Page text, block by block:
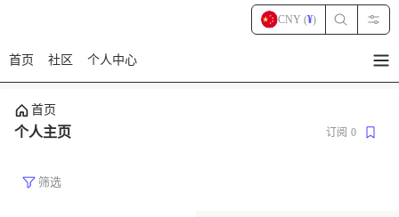
首页 社区 个人中心
CNY (¥)
首页
个人主页 订阅 0
筛选